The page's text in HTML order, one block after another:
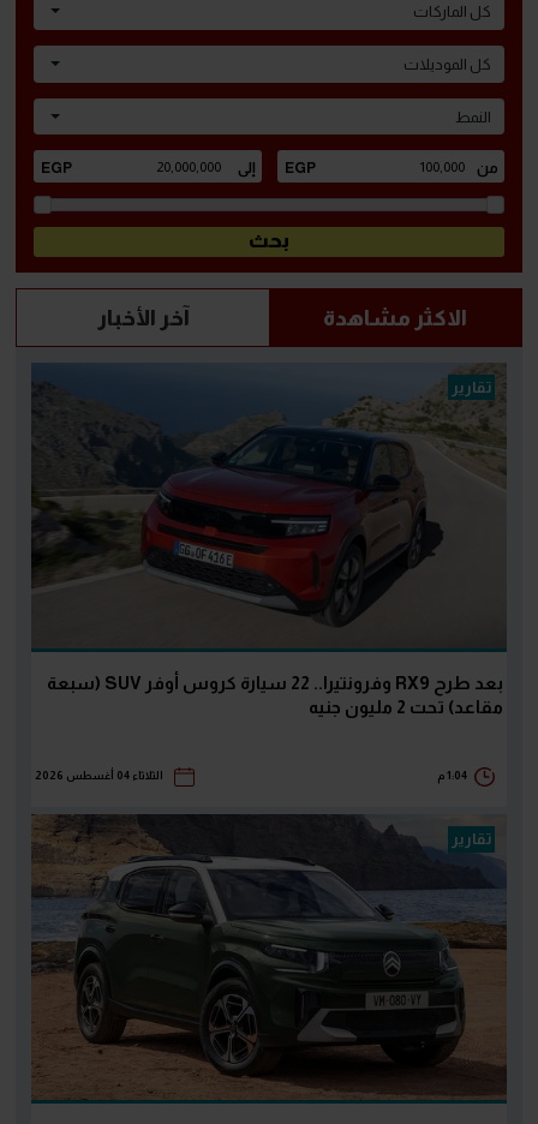
كل الماركات
كل الموديلات
النمط
الاكثر مشاهدة آخر الأخبار
تقارير
بعد طرح RX9 وفرونتيرا.. 22 سيارة كروس أوفر SUV (سبعة
مقاعد) تحت 2 مليون جنيه
1:04 م الثلاثاء 04 أغسطس 2026
تقارير